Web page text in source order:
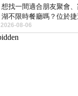
想找一間適合朋友聚會
湖不限時餐廳嗎？位於
內湖店，從捷運站步行約
2026-08-06